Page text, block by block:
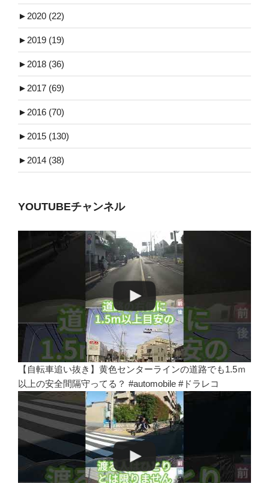
► 2020 (22)
► 2019 (19)
► 2018 (36)
► 2017 (69)
► 2016 (70)
► 2015 (130)
► 2014 (38)
YOUTUBEチャンネル
【自転車追い抜き】黄色センターラインの道路でも1.5ｍ
以上の安全間隔守ってる？ #automobile #ドラレコ